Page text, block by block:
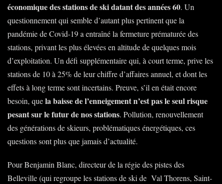
économique des stations de ski datant des années 60. Un
questionnement qui semble d’autant plus pertinent que la
pandémie de Covid-19 a entraîné la fermeture prématurée des
stations, privant les plus élevées en altitude de quelques mois
d’exploitation. Un défi supplémentaire qui, à court terme, prive les
stations de 10 à 25% de leur chiffre d’affaires annuel, et dont les
effets à long terme sont incertains. Preuve, s’il en était encore
besoin, quela baisse de l’enneigement n’est pas le seul risque
pesant sur le futur de nos stations. Pollution, renouvellement
des générations de skieurs, problématiques énergétiques, ces
questions sont plus que jamais d’actualité.
Pour Benjamin Blanc, directeur de la régie des pistes des
Belleville (qui regroupe les stations de ski de Val Thorens, Saint-